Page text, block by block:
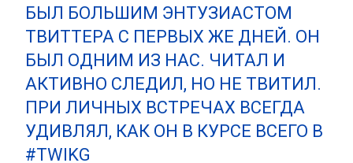
БЫЛ БОЛЬШИМ ЭНТУЗИАСТОМ
ТВИТТЕРА С ПЕРВЫХ ЖЕ ДНЕЙ. ОН
БЫЛ ОДНИМ ИЗ НАС. ЧИТАЛ И
АКТИВНО СЛЕДИЛ, НО НЕ ТВИТИЛ.
ПРИ ЛИЧНЫХ ВСТРЕЧАХ ВСЕГДА
УДИВЛЯЛ, КАК ОН В КУРСЕ ВСЕГО В
#TWIKG